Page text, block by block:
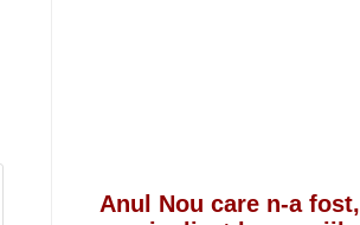
Anul Nou care n-a fost,